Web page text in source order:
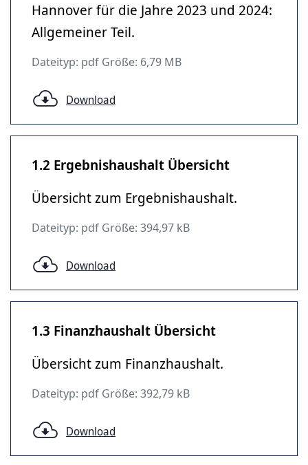
Hannover für die Jahre 2023 und 2024:
Allgemeiner Teil.
Dateityp: pdf Größe: 6,79 MB
Download
1.2 Ergebnishaushalt Übersicht
Übersicht zum Ergebnishaushalt.
Dateityp: pdf Größe: 394,97 kB
Download
1.3 Finanzhaushalt Übersicht
Übersicht zum Finanzhaushalt.
Dateityp: pdf Größe: 392,79 kB
Download